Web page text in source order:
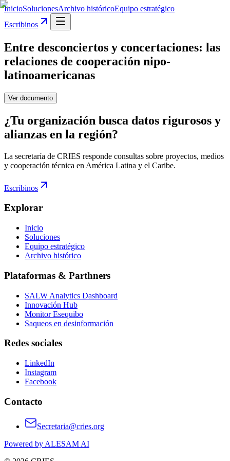
InicioSolucionesArchivo históricoEquipo estratégico
Escribinos
Entre desconciertos y concertaciones: las
relaciones de cooperación nipo-
latinoamericanas
Ver documento
¿Tu organización busca datos rigurosos y
alianzas en la región?
La secretaría de CRIES responde consultas sobre proyectos, medios
y cooperación técnica en América Latina y el Caribe.
Escribinos
Explorar
Inicio
Soluciones
Equipo estratégico
Archivo histórico
Plataformas & Parthners
SALW Analytics Dashboard
Innovación Hub
Monitor Esequibo
Saqueos en desinformación
Redes sociales
LinkedIn
Instagram
Facebook
Contacto
Secretaria@cries.org
Powered by ALESAM AI